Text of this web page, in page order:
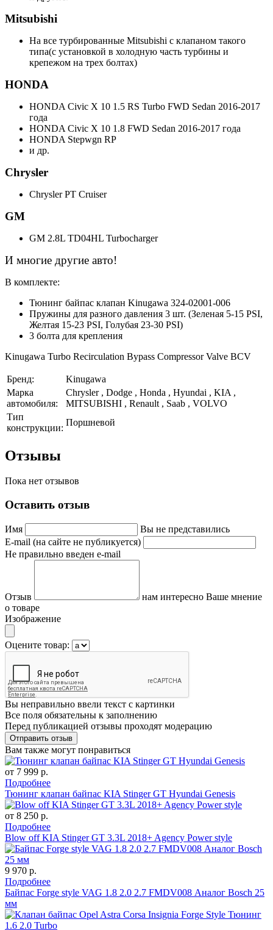
Mitsubishi
На все турбированные Mitsubishi с клапаном такого
типа(с установкой в холодную часть турбины и
крепежом на трех болтах)
HONDA
HONDA Civic X 10 1.5 RS Turbo FWD Sedan 2016-2017
года
HONDA Civic X 10 1.8 FWD Sedan 2016-2017 года
HONDA Stepwgn RP
и др.
Chrysler
Chrysler PT Cruiser
GM
GM 2.8L TD04HL Turbocharger
И многие другие авто!
В комплекте:
Тюнинг байпас клапан Kinugawa 324-02001-006
Пружины для разного давления 3 шт. (Зеленая 5-15 PSI,
Желтая 15-23 PSI, Голубая 23-30 PSI)
3 болта для крепления
Kinugawa Turbo Recirculation Bypass Compressor Valve BCV
Бренд:
Kinugawa
Марка
автомобиля:
Chrysler , Dodge , Honda , Hyundai , KIA ,
MITSUBISHI , Renault , Saab , VOLVO
Тип
конструкции:
Поршневой
Отзывы
Пока нет отзывов
Оставить отзыв
Имя
Вы не представились
E-mail (на сайте не публикуется)
Не правильно введен e-mail
Отзыв
нам интересно Ваше мнение
о товаре
Изображение
Оцените товар:
Вы неправильно ввели текст с картинки
Все поля обязательны к заполнению
Перед публикацией отзывы проходят модерацию
Вам также могут понравиться
от 7 999 р.
Подробнее
Тюнинг клапан байпас KIA Stinger GT Hyundai Genesis
от 8 250 р.
Подробнее
Blow off KIA Stinger GT 3.3L 2018+ Agency Power style
9 970 р.
Подробнее
Байпас Forge style VAG 1.8 2.0 2.7 FMDV008 Аналог Bosch 25
мм